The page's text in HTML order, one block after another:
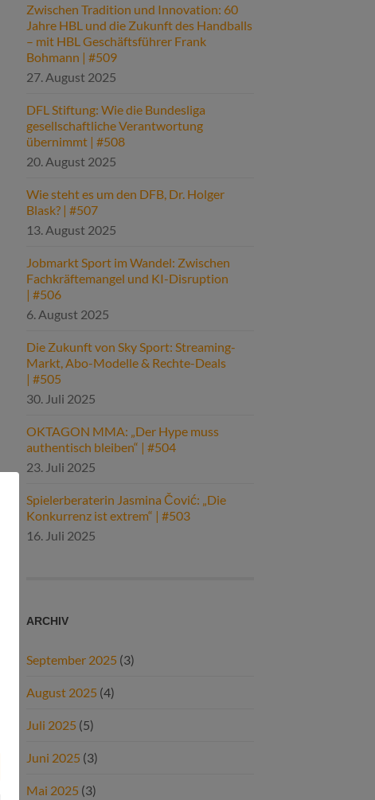
Zwischen Tradition und Innovation: 60
Jahre HBL und die Zukunft des Handballs
– mit HBL Geschäftsführer Frank
Bohmann | #509
27. August 2025
DFL Stiftung: Wie die Bundesliga
gesellschaftliche Verantwortung
übernimmt | #508
20. August 2025
Wie steht es um den DFB, Dr. Holger
Blask? | #507
13. August 2025
Jobmarkt Sport im Wandel: Zwischen
Fachkräftemangel und KI-Disruption
| #506
6. August 2025
Die Zukunft von Sky Sport: Streaming-
Markt, Abo-Modelle & Rechte-Deals
| #505
30. Juli 2025
OKTAGON MMA: „Der Hype muss
authentisch bleiben“ | #504
23. Juli 2025
Spielerberaterin Jasmina Čović: „Die
Konkurrenz ist extrem“ | #503
16. Juli 2025
ARCHIV
September 2025 (3)
August 2025 (4)
Juli 2025 (5)
Juni 2025 (3)
Mai 2025 (3)